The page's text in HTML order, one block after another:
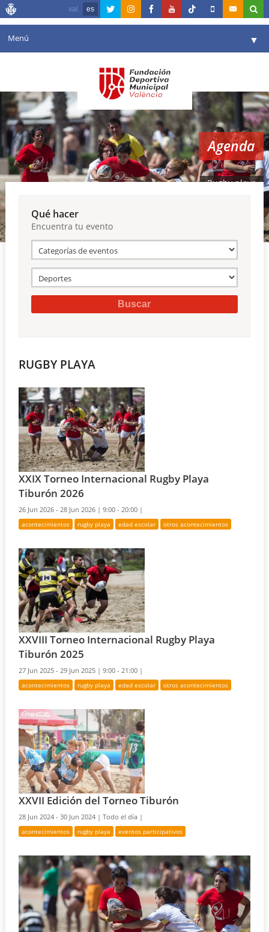
val es
Menú ▼
Agenda
Instalaciones ▼
Comunicación ▼
Valencia en deporte ▼
Reservas
Agenda
Rugby playa
Qué hacer
Encuentra tu evento
RUGBY PLAYA
XXIX Torneo Internacional Rugby Playa
Tiburón 2026
26 Jun 2026 - 28 Jun 2026 |9:00 - 20:00 |
acontecimientos rugby playa edad escolar otros acontecimientos
XXVIII Torneo Internacional Rugby Playa
Tiburón 2025
27 Jun 2025 - 29 Jun 2025 |9:00 - 21:00 |
acontecimientos rugby playa edad escolar otros acontecimientos
XXVII Edición del Torneo Tiburón
28 Jun 2024 - 30 Jun 2024 |Todo el día |
acontecimientos rugby playa eventos participativos